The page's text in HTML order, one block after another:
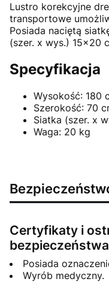
Lustro korekcyjne
transportowe
Posiada naciętą
(szer. x wys.) 15x20
Specyfikacja
Wysokość: 180
Szerokość: 70
Siatka (szer. x
Waga: 20 kg
Certyfikaty i
bezpieczeństwa
Posiada
Wyrób medyczny.